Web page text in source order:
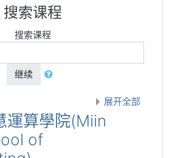
搜索课程
搜索课程
继续
展开全部
運算學院(Miin
of